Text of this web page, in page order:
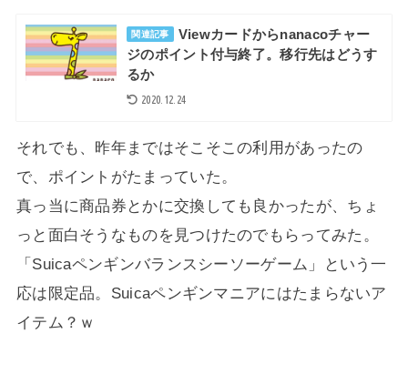
関連記事
Viewカードからnanacoチャー
ジのポイント付与終了。移行先はどうす
るか
2020.12.24
それでも、昨年まではそこそこの利用があったの
で、ポイントがたまっていた。
真っ当に商品券とかに交換しても良かったが、ちょ
っと面白そうなものを見つけたのでもらってみた。
「Suicaペンギンバランスシーソーゲーム」という一
応は限定品。Suicaペンギンマニアにはたまらないア
イテム？ｗ